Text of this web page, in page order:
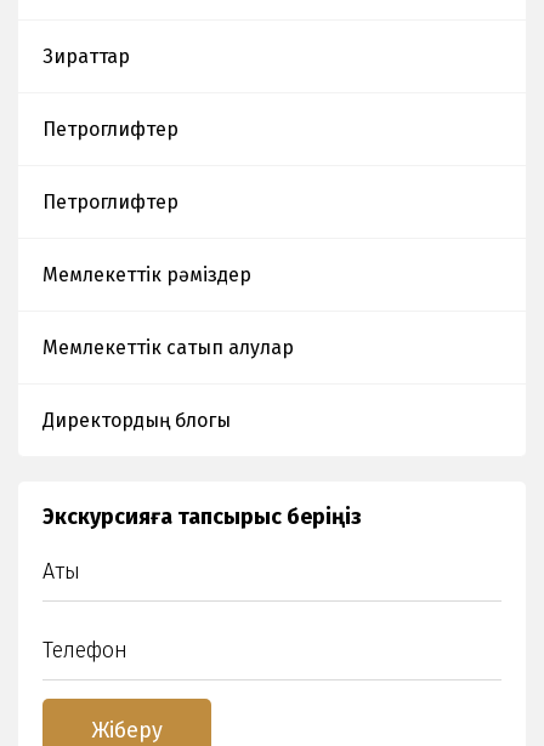
мониторинг
Зираттар
Петроглифтер
Петроглифтер
Мемлекеттік рәміздер
Мемлекеттік сатып алулар
Директордың блогы
Экскурсияға тапсырыс беріңіз